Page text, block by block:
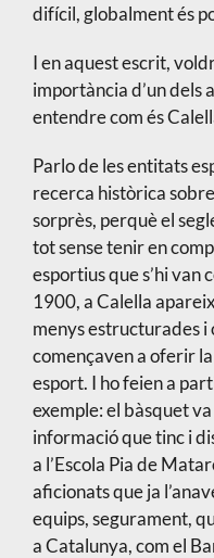
difícil, globalment és
I en aquest escrit,
importància d’un dels
entendre com és
Parlo de les entitats
recerca històrica
sorprès, perquè el
tot sense tenir en
esportius que s’hi van
1900, a Calella
menys estructurades i
començaven a oferir
esport. I ho feien a
exemple: el bàsquet
informació que tinc i
a l’Escola Pia de
aficionats que ja
equips, segurament,
a Catalunya, com el